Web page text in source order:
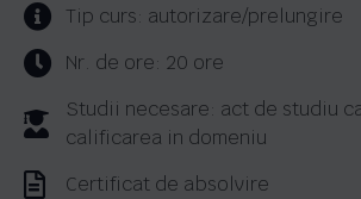
Tip curs: autorizare/prelungire
Nr. de ore: 20 ore
Studii necesare: act de studiu
calificarea in domeniu
Certificat de absolvire